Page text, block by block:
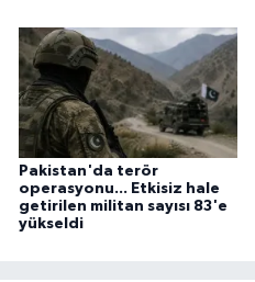
Pakistan'da terör
operasyonu... Etkisiz hale
getirilen militan sayısı 83'e
yükseldi